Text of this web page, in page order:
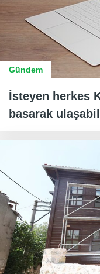
Gündem
İsteyen herkes
basarak